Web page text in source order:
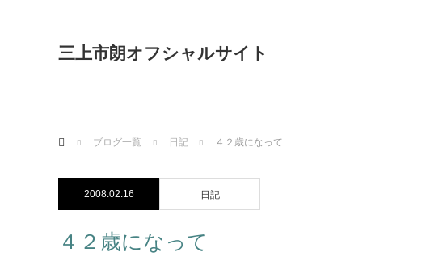
三上市朗オフシャルサイト
ブログ一覧
日記 ４２歳になって
2008.02.16 日記
４２歳になって